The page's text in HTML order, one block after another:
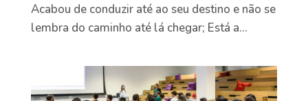
Acabou de conduzir até ao seu destino e não se
lembra do caminho até lá chegar; Está a...